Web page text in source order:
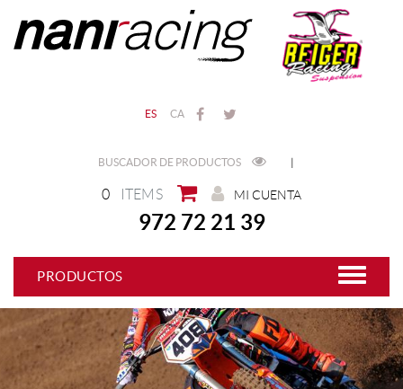
ES CA
BUSCADOR DE PRODUCTOS |
0 ITEMS MI CUENTA
972 72 21 39
PRODUCTOS